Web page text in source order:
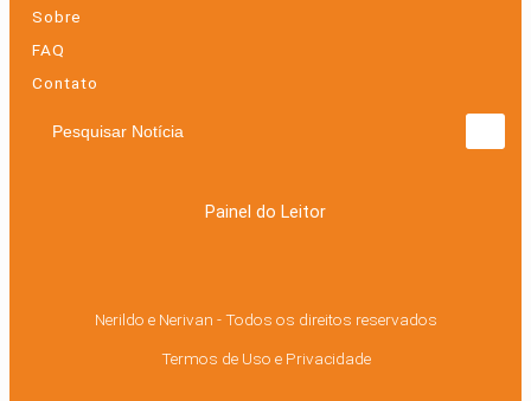
Sobre
FAQ
Contato
Pesquisar Notícia
Painel do Leitor
Nerildo e Nerivan - Todos os direitos reservados
Termos de Uso e Privacidade